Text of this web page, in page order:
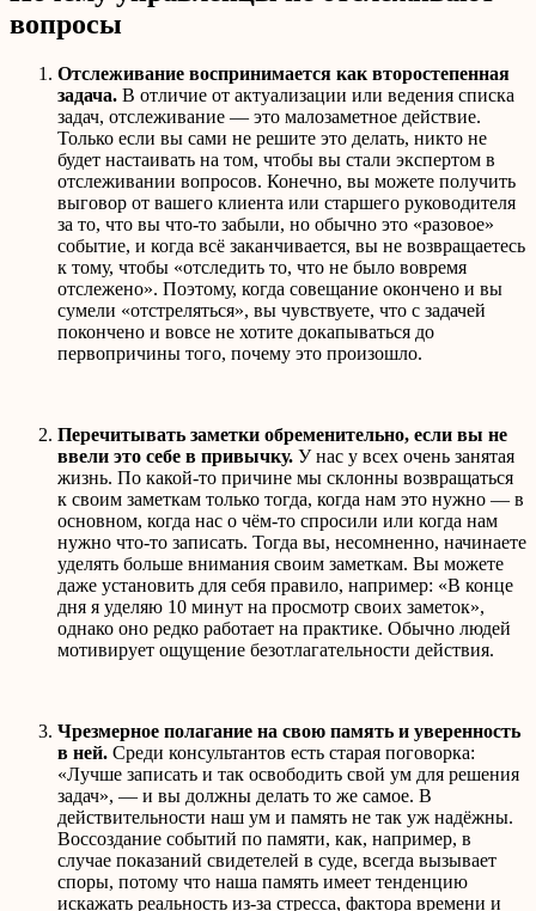
вопросы
Отслеживание воспринимается как второстепенная
задача. В отличие от актуализации или ведения списка
задач, отслеживание — это малозаметное действие.
Только если вы сами не решите это делать, никто не
будет настаивать на том, чтобы вы стали экспертом в
отслеживании вопросов. Конечно, вы можете получить
выговор от вашего клиента или старшего руководителя
за то, что вы что-то забыли, но обычно это «разовое»
событие, и когда всё заканчивается, вы не возвращаетесь
к тому, чтобы «отследить то, что не было вовремя
отслежено». Поэтому, когда совещание окончено и вы
сумели «отстреляться», вы чувствуете, что с задачей
покончено и вовсе не хотите докапываться до
первопричины того, почему это произошло.
Перечитывать заметки обременительно, если вы не
ввели это себе в привычку. У нас у всех очень занятая
жизнь. По какой-то причине мы склонны возвращаться
к своим заметкам только тогда, когда нам это нужно — в
основном, когда нас о чём-то спросили или когда нам
нужно что-то записать. Тогда вы, несомненно, начинаете
уделять больше внимания своим заметкам. Вы можете
даже установить для себя правило, например: «В конце
дня я уделяю 10 минут на просмотр своих заметок»,
однако оно редко работает на практике. Обычно людей
мотивирует ощущение безотлагательности действия.
Чрезмерное полагание на свою память и уверенность
в ней. Среди консультантов есть старая поговорка:
«Лучше записать и так освободить свой ум для решения
задач», — и вы должны делать то же самое. В
действительности наш ум и память не так уж надёжны.
Воссоздание событий по памяти, как, например, в
случае показаний свидетелей в суде, всегда вызывает
споры, потому что наша память имеет тенденцию
искажать реальность из-за стресса, фактора времени и